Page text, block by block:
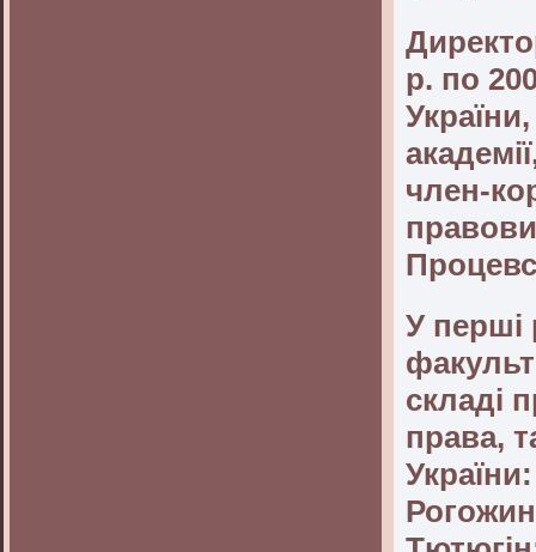
р. по
член-
У перші
складі
права,